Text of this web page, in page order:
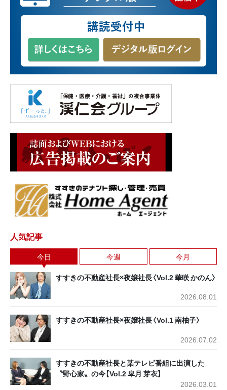
人気記事
今日 今週 今月
すすきの不動産社長×夜嬢社長〈Vol.2 華咲 かのん〉
2026.08.01
すすきの不動産社長×夜嬢社長〈Vol.1 南柚子〉
2026.07.02
すすきの不動産社長と某テレビ番組に出演した
〝野心家〟の今【Vol.2 皐月 芽衣】
2026.03.01